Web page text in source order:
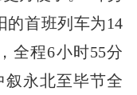
的首班列车为14
全程6小时55分
叙永北至毕节全